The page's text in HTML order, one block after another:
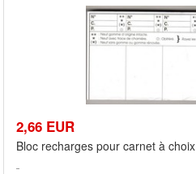
2,66 EUR
Bloc recharges pour carnet à choix